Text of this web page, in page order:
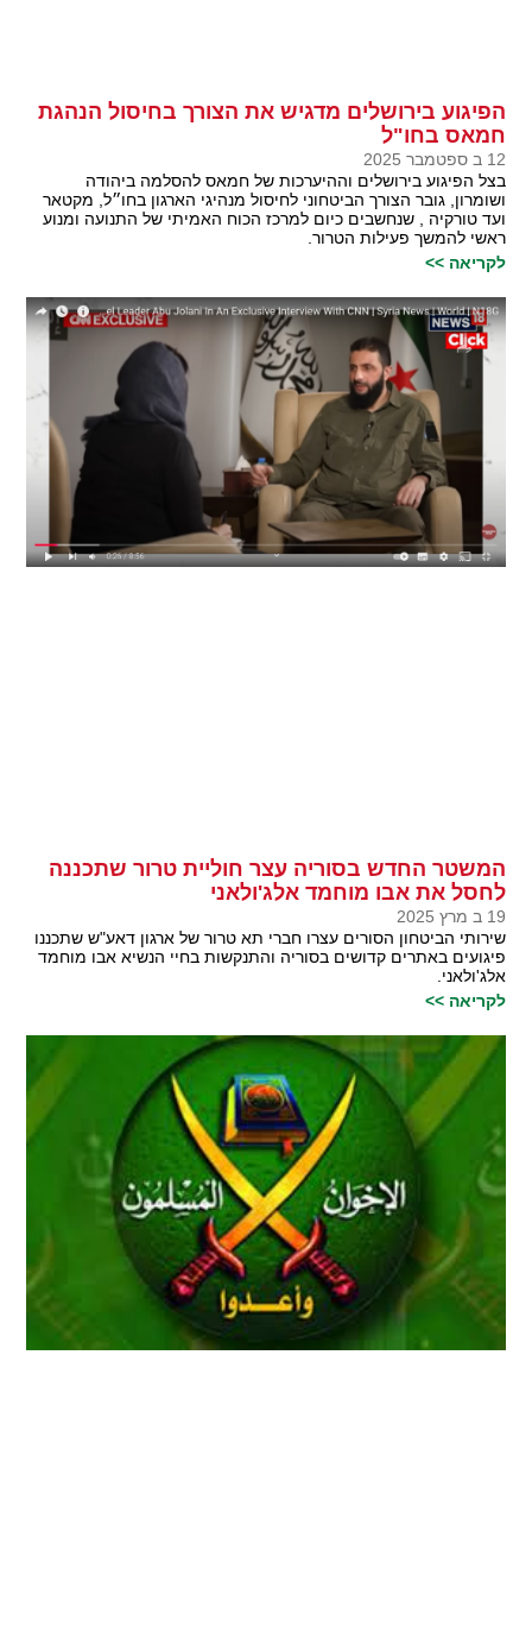
הפיגוע בירושלים מדגיש את הצורך בחיסול הנהגת
חמאס בחו"ל
12 ב ספטמבר 2025
בצל הפיגוע בירושלים וההיערכות של חמאס להסלמה ביהודה
ושומרון, גובר הצורך הביטחוני לחיסול מנהיגי הארגון בחו״ל, מקטאר
ועד טורקיה , שנחשבים כיום למרכז הכוח האמיתי של התנועה ומנוע
ראשי להמשך פעילות הטרור.
לקריאה >>
המשטר החדש בסוריה עצר חוליית טרור שתכננה
לחסל את אבו מוחמד אלג'ולאני
19 ב מרץ 2025
שירותי הביטחון הסורים עצרו חברי תא טרור של ארגון דאע"ש שתכננו
פיגועים באתרים קדושים בסוריה והתנקשות בחיי הנשיא אבו מוחמד
אלג'ולאני.
לקריאה >>